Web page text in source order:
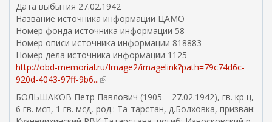
Дата выбытия 27.02.1942
Название источника информации ЦАМО
Номер фонда источника информации 58
Номер описи источника информации 818883
Номер дела источника информации 1125
http://obd-memorial.ru/Image2/imagelink?path=79c74d6c-
920d-4043-97ff-9b6...(
в
н
е
БОЛЬШАКОВ Петр Павлович (1905 – 27.02.1942), гв. кр ц,
6 гв. мсп, 1 гв. мсд, род.: Та-тарстан, д.Болховка, призван: